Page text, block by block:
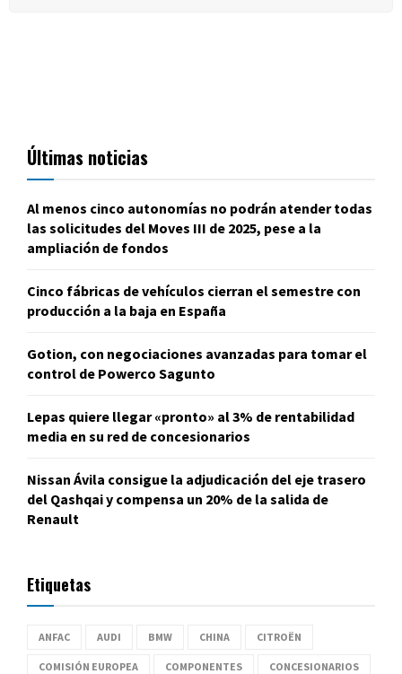
Últimas noticias
Al menos cinco autonomías no podrán atender todas
las solicitudes del Moves III de 2025, pese a la
ampliación de fondos
Cinco fábricas de vehículos cierran el semestre con
producción a la baja en España
Gotion, con negociaciones avanzadas para tomar el
control de Powerco Sagunto
Lepas quiere llegar «pronto» al 3% de rentabilidad
media en su red de concesionarios
Nissan Ávila consigue la adjudicación del eje trasero
del Qashqai y compensa un 20% de la salida de
Renault
Etiquetas
ANFAC AUDI BMW CHINA CITROËN
COMISIÓN EUROPEA COMPONENTES CONCESIONARIOS